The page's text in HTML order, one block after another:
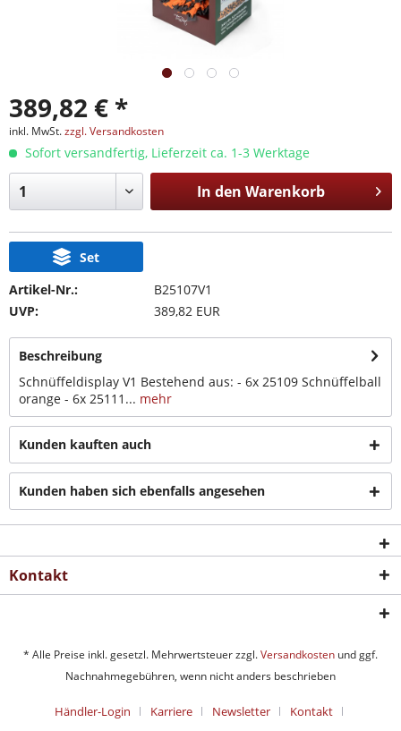
389,82 € *
inkl. MwSt.zzgl. Versandkosten
Sofort versandfertig, Lieferzeit ca. 1-3 Werktage
In den Warenkorb
Set
Artikel-Nr.:
B25107V1
UVP:
389,82 EUR
Beschreibung
Schnüffeldisplay V1 Bestehend aus: - 6x 25109 Schnüffelball
orange - 6x 25111... mehr
Kunden kauften auch
Kunden haben sich ebenfalls angesehen
Kontakt
* Alle Preise inkl. gesetzl. Mehrwertsteuer zzgl.Versandkosten und ggf.
Nachnahmegebühren, wenn nicht anders beschrieben
Händler-Login Karriere Newsletter Kontakt